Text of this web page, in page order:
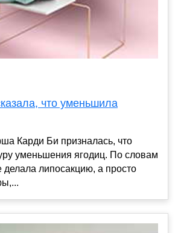
что уменьшила
Карди Би призналась, что
уменьшения ягодиц. По словам
липосакцию, а просто